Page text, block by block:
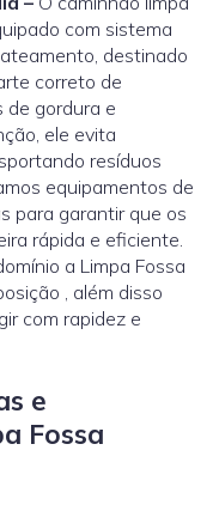
com sistema
destinado
correto de
de gordura e
ele evita
resíduos
equipamentos de
para garantir que os
rápida e eficiente.
a Limpa Fossa
, além disso
com rapidez e
e
Fossa